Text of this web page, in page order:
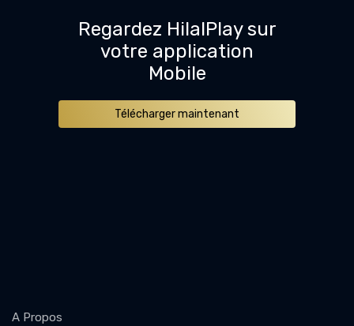
Regardez HilalPlay sur
votre application
Mobile
Télécharger maintenant
A Propos